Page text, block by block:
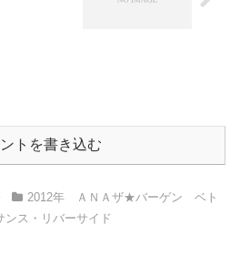
トを書き込む
2012年 ＡＮＡザ★バーゲン ベト
ス・リバーサイド